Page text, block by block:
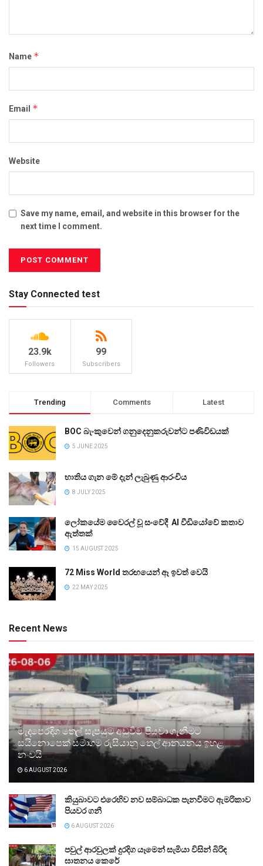
Name *
Email *
Website
Save my name, email, and website in this browser for the
next time I comment.
Stay Connected test
23.9k
Followers
99
Subscribers
Trending Comments Latest
BOC බැංකුවෙන් ගනුදෙනුකරුවන්ට පණිවිඩයක්
5 JUNE 2025
භාතිය ගැන මේ දැන් ලැබුණු ආරංචිය
8 JULY 2025
ලෝකයේම වෛරල් වූ සංවේදී AI වීඩියෝවේ කතාව
ඇත්තක්
15 AUGUST 2025
72 Miss World තරඟයෙන් ඈ ඉවත් වෙයි
22 MAY 2025
Recent News
මැදපෙරදිග තෙල් සැපයුම අඩුවීම පියවා ගැනීමට
සයිනොපෙක් සමාගම රුසියානු තෙල් ආනයනය ඉහළ
නංවයි
6 AUGUST 2026
කියුබාවට එරෙහිව නව සම්බාධක පැනවීමට ඇමරිකාව
පියවර ගනී
6 AUGUST 2026
පවුල් ආරවුලක් දුරදිග යෑමෙන් සැමියා විසින් බිරිඳ
ඝාතනය කෙරේ